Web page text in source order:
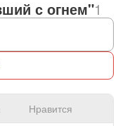
с огнем"1
Нравится